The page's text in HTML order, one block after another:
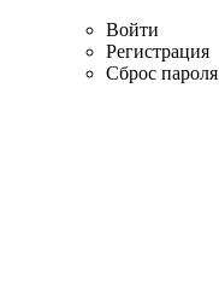
Войти
Регистрация
Сброс пароля